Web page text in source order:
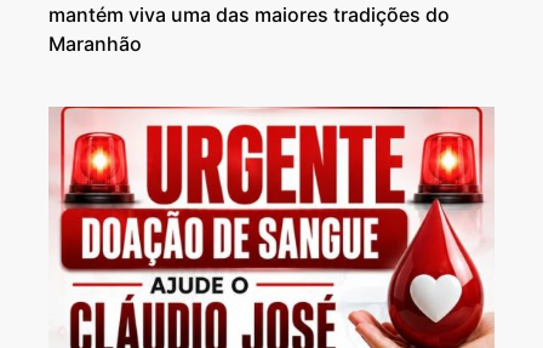
mantém viva uma das maiores tradições do
Maranhão